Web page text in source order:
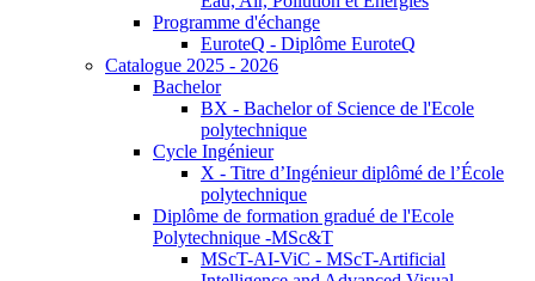
Programme d'échange
EuroteQ - Diplôme EuroteQ
Catalogue 2025 - 2026
Bachelor
BX - Bachelor of Science de l'Ecole
polytechnique
Cycle Ingénieur
X - Titre d’Ingénieur diplômé de l’École
polytechnique
Diplôme de formation gradué de l'Ecole
Polytechnique -MSc&T
MScT-AI-ViC - MScT-Artificial